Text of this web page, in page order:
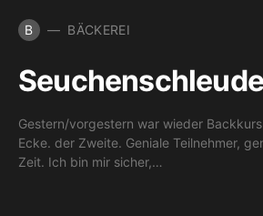
B BÄCKEREI
Gestern/vorgestern war wieder
Ecke. der Zweite. Geniale Teilnehmer,
Zeit. Ich bin mir sicher,…